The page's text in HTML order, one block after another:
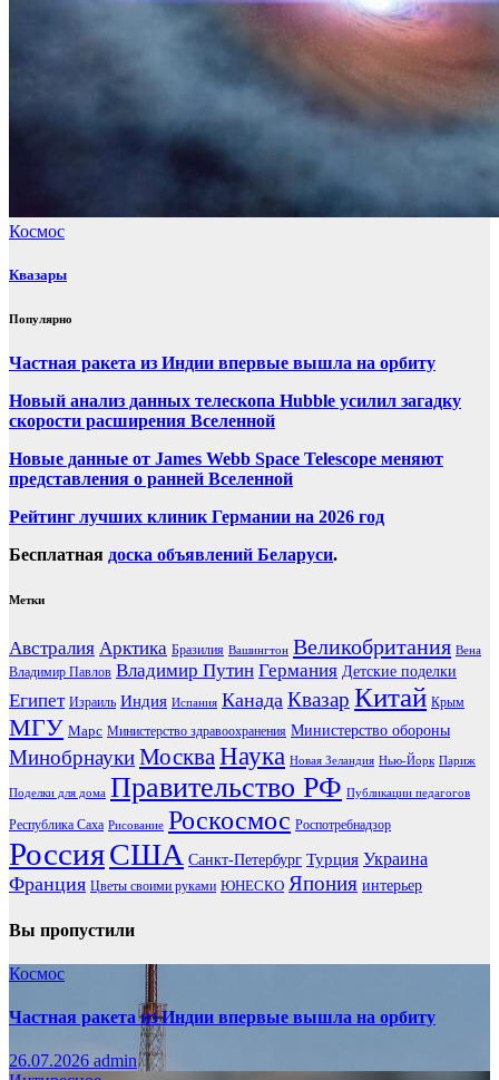
Космос
Квазары
Популярно
Частная ракета из Индии впервые вышла на орбиту
Новый анализ данных телескопа Hubble усилил загадку
скорости расширения Вселенной
Новые данные от James Webb Space Telescope меняют
представления о ранней Вселенной
Рейтинг лучших клиник Германии на 2026 год
Бесплатная доска объявлений Беларуси.
Метки
Австралия Арктика Бразилия Вашингтон Великобритания Вена
Владимир Павлов Владимир Путин Германия Детские поделки
Египет Израиль Индия Испания Канада Квазар Китай Крым
МГУ Марс Министерство здравоохранения Министерство обороны
МинобрнаукиМоскваНаука Новая Зеландия Нью-Йорк Париж
Поделки для дома Правительство РФ Публикации педагогов
Республика Саха Рисование Роскосмос Роспотребнадзор
РоссияСША Санкт-Петербург Турция Украина
Франция Цветы своими руками ЮНЕСКО Япония интерьер
Вы пропустили
Космос
Частная ракета из Индии впервые вышла на орбиту
26.07.2026 admin